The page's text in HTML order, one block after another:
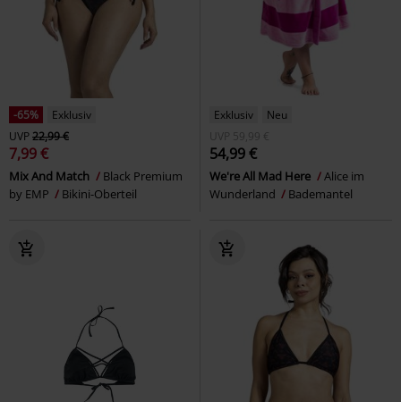
-65%
Exklusiv
UVP22,99 €
7,99 €
Mix And Match
Black Premium
by EMP
Bikini-Oberteil
Exklusiv
Neu
UVP
59,99 €
54,99 €
We're All Mad Here
Alice im
Wunderland
Bademantel